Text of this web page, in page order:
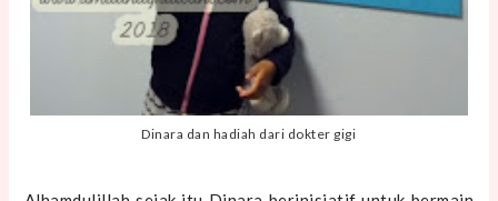
Dinara dan hadiah dari dokter gigi